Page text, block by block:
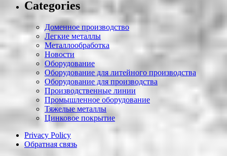
Categories
Доменное производство
Легкие металлы
Металлообработка
Новости
Оборудование
Оборудование для литейного производства
Оборудование для производства
Производственные линии
Промышленное оборудование
Тяжелые металлы
Цинковое покрытие
Privacy Policy
Обратная связь